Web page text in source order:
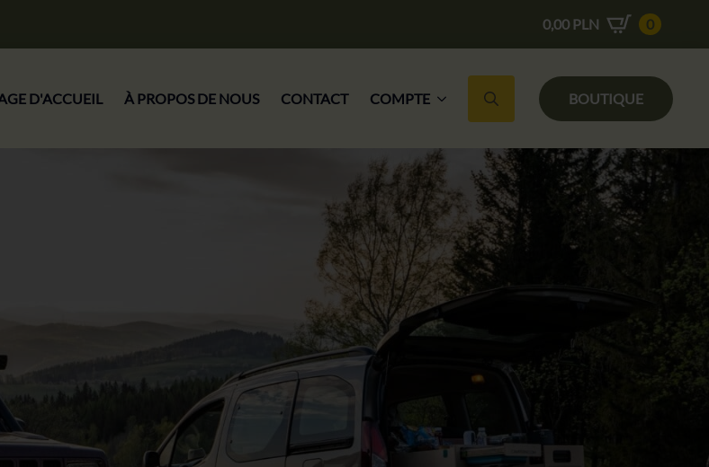
0,00 PLN 0
D'ACCUEIL À PROPOS DE NOUS CONTACT
COMPTE
Recherche de :
BOUTIQUE